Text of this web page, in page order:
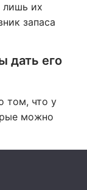
лишь их
запаса
дать его
том, что у
можно